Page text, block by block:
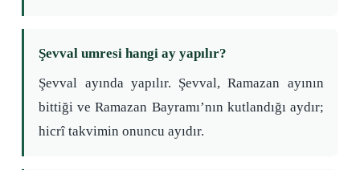
Şevval umresi hangi ay yapılır?
Şevval ayında yapılır. Şevval, Ramazan ayının
bittiği ve Ramazan Bayramı’nın kutlandığı aydır;
hicrî takvimin onuncu ayıdır.